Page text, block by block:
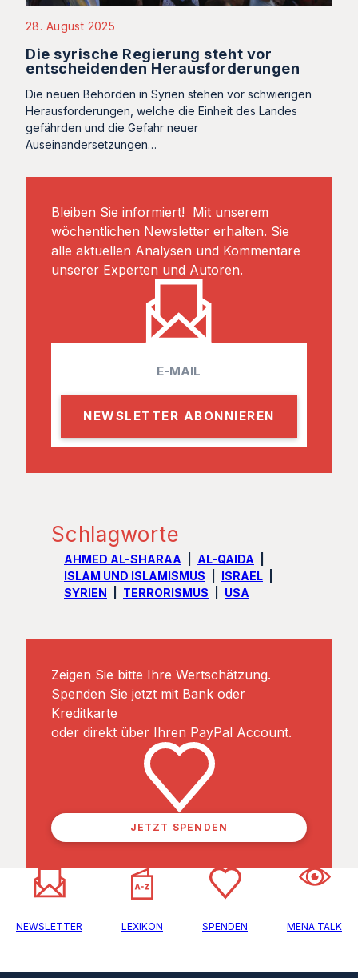
28. August 2025
Die syrische Regierung steht vor
entscheidenden Herausforderungen
Die neuen Behörden in Syrien stehen vor schwierigen
Herausforderungen, welche die Einheit des Landes
gefährden und die Gefahr neuer
Auseinandersetzungen…
Bleiben Sie informiert! Mit unserem
wöchentlichen Newsletter erhalten. Sie
alle aktuellen Analysen und Kommentare
unserer Experten und Autoren.
a
l
Schlagworte
AHMED AL-SHARAA
AL-QAIDA
ISLAM UND ISLAMISMUS
ISRAEL
SYRIEN
TERRORISMUS USA
Zeigen Sie bitte Ihre Wertschätzung.
Spenden Sie jetzt mit Bank oder
Kreditkarte
oder direkt über Ihren PayPal Account.
JETZT SPENDEN
NEWSLETTER LEXIKON SPENDEN MENA TALK